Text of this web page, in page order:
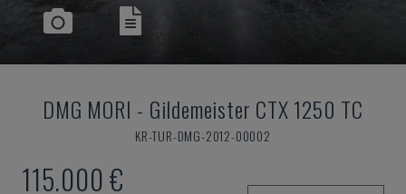
DMG MORI - Gildemeister CTX 1250 TC
KR-TUR-DMG-2012-00002
115.000 €